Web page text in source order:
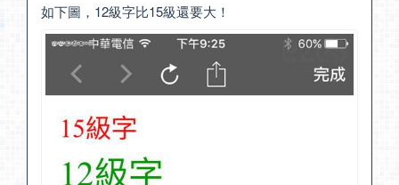
如下圖，12級字比15級還要大！